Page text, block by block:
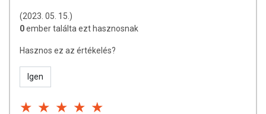
(2023. 05. 15.)
0ember találta ezt hasznosnak
Hasznos ez az értékelés?
Igen